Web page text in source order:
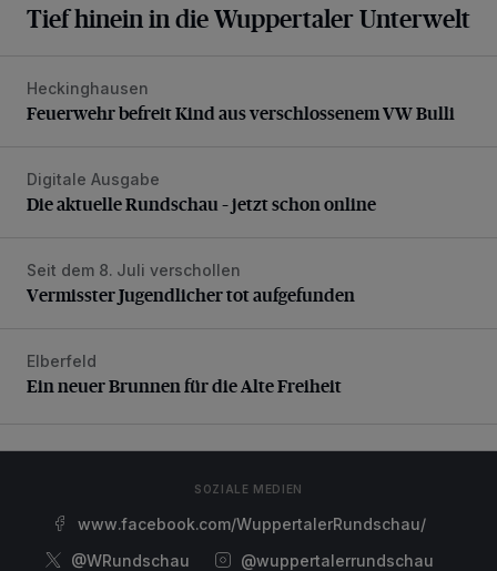
Tief hinein in die Wuppertaler Unterwelt
Feuerwehr befreit Kind aus verschlossenem VW Bulli
Heckinghausen
Feuerwehr befreit Kind aus verschlossenem VW Bulli
Die aktuelle Rundschau – jetzt schon online
Digitale Ausgabe
Die aktuelle Rundschau – jetzt schon online
Vermisster Jugendlicher tot aufgefunden
Seit dem 8. Juli verschollen
Vermisster Jugendlicher tot aufgefunden
Ein neuer Brunnen für die Alte Freiheit
Elberfeld
Ein neuer Brunnen für die Alte Freiheit
SOZIALE MEDIEN
www.facebook.com/WuppertalerRundschau/
@WRundschau
@wuppertalerrundschau